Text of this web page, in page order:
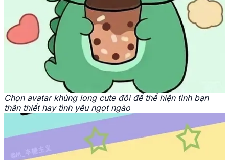
Chọn avatar khủng long cute đôi để thể hiện tình bạn
thân thiết hay tình yêu ngọt ngào